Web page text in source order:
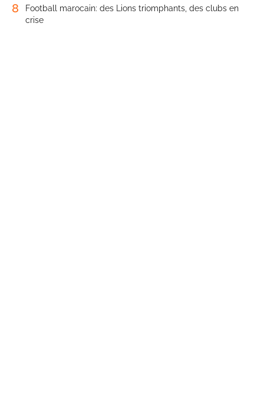
8
Football marocain: des Lions triomphants, des clubs en
crise